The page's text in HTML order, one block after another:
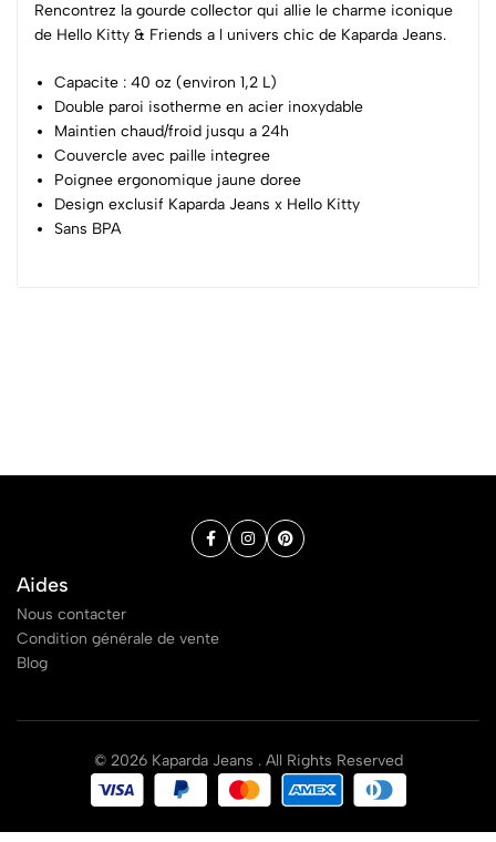
Rencontrez la gourde collector qui allie le charme iconique
de Hello Kitty & Friends a l univers chic de Kaparda Jeans.
Capacite : 40 oz (environ 1,2 L)
Double paroi isotherme en acier inoxydable
Maintien chaud/froid jusqu a 24h
Couvercle avec paille integree
Poignee ergonomique jaune doree
Design exclusif Kaparda Jeans x Hello Kitty
Sans BPA
Aides
Nous contacter
Condition générale de vente
Blog
© 2026 Kaparda Jeans . All Rights Reserved